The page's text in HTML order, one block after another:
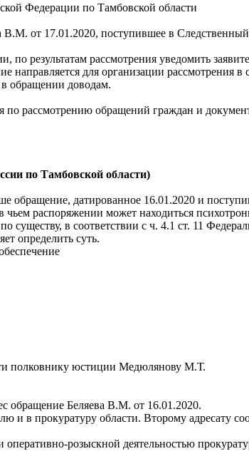
Федерации по Тамбовской области
В.М. от 17.01.2020, поступившее в
результатам рассмотрения уведомить
направляется для организации рассмотрения
обращении доводам.
по рассмотрению обращений граждан и
по Тамбовской области)
обращение, датированное 16.01.2020 и
распоряжении может находиться
существу, в соответствии с ч. 4.1 ст. 11
определить суть.
полковнику юстиции Медюлянову М.Т.
обращение Беляева В.М. от 16.01.2020.
и в прокуратуру области. Второму адресату
оперативно-розыскной деятельностью